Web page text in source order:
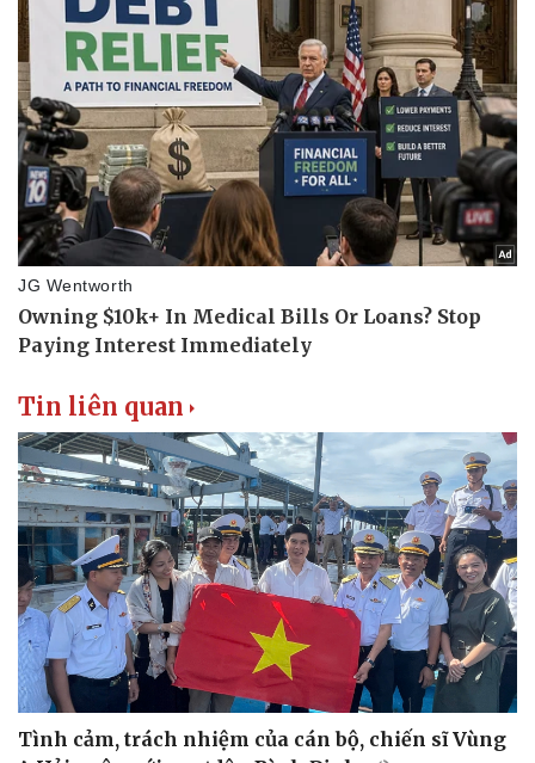
Tin liên quan
Tình cảm, trách nhiệm của cán bộ, chiến sĩ Vùng